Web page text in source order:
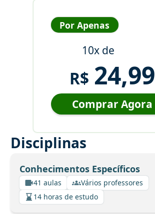
Por Apenas
10x de
R$ 24,99
Comprar Agora
Disciplinas
Conhecimentos Específicos
41 aulas
Vários professores
14 horas de estudo